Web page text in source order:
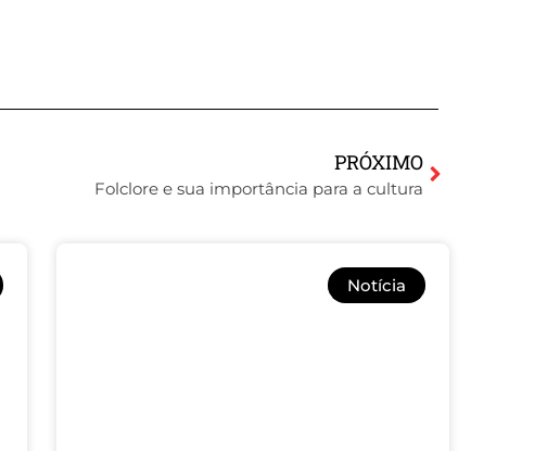
PRÓXIMO
Folclore e sua importância para a cultura
Notícia